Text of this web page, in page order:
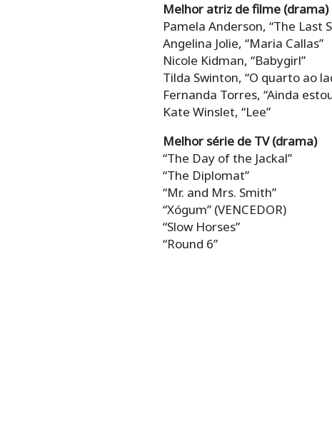
Melhor atriz de filme (drama)
Pamela Anderson, “The Last
Angelina Jolie, “Maria Callas”
Nicole Kidman, “Babygirl”
Tilda Swinton, “O quarto ao
Fernanda Torres, “Ainda
Kate Winslet, “Lee”
Melhor série de TV (drama)
“The Day of the Jackal”
“The Diplomat”
“Mr. and Mrs. Smith”
“Xógum” (VENCEDOR)
“Slow Horses”
“Round 6”